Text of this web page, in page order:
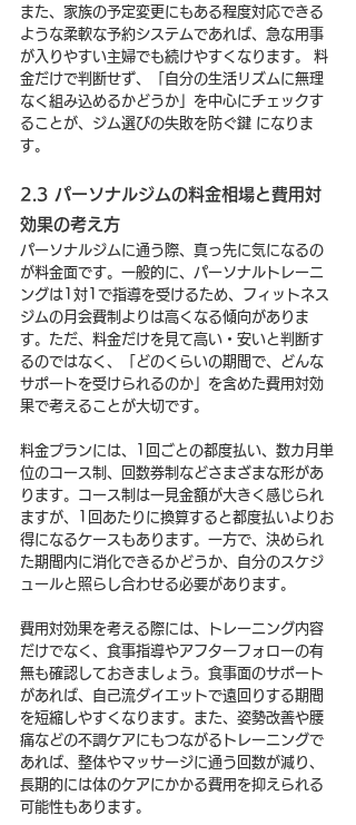
また、家族の予定変更にもある程度対応できる
ような柔軟な予約システムであれば、急な用事
が入りやすい主婦でも続けやすくなります。 料
金だけで判断せず、「自分の生活リズムに無理
なく組み込めるかどうか」を中心にチェックす
ることが、ジム選びの失敗を防ぐ鍵 になりま
す。
2.3 パーソナルジムの料金相場と費用対
効果の考え方
パーソナルジムに通う際、真っ先に気になるの
が料金面です。一般的に、パーソナルトレーニ
ングは1対1で指導を受けるため、フィットネス
ジムの月会費制よりは高くなる傾向がありま
す。ただ、料金だけを見て高い・安いと判断す
るのではなく、「どのくらいの期間で、どんな
サポートを受けられるのか」を含めた費用対効
果で考えることが大切です。
料金プランには、1回ごとの都度払い、数カ月単
位のコース制、回数券制などさまざまな形があ
ります。コース制は一見金額が大きく感じられ
ますが、1回あたりに換算すると都度払いよりお
得になるケースもあります。一方で、決められ
た期間内に消化できるかどうか、自分のスケジ
ュールと照らし合わせる必要があります。
費用対効果を考える際には、トレーニング内容
だけでなく、食事指導やアフターフォローの有
無も確認しておきましょう。食事面のサポート
があれば、自己流ダイエットで遠回りする期間
を短縮しやすくなります。また、姿勢改善や腰
痛などの不調ケアにもつながるトレーニングで
あれば、整体やマッサージに通う回数が減り、
長期的には体のケアにかかる費用を抑えられる
可能性もあります。